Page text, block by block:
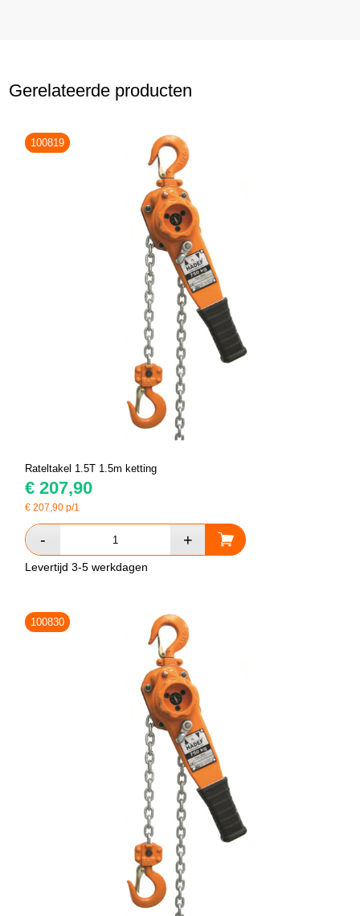
Gerelateerde producten
100819
Rateltakel 1.5T 1.5m ketting
€ 207,90
€207,90 p/1
Levertijd 3-5 werkdagen
100830